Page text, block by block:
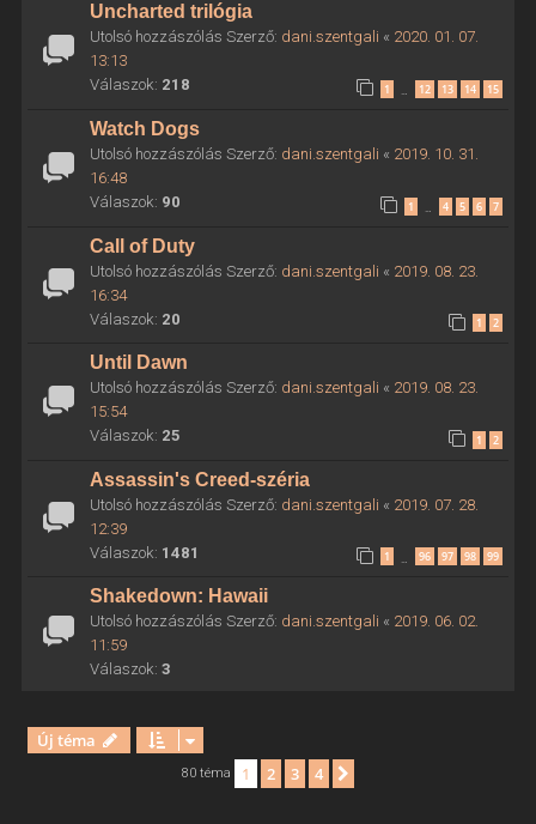
Uncharted trilógia
Utolsó hozzászólás Szerző: dani.szentgali « 2020. 01. 07.
13:13
Válaszok: 218 1 … 12 13 14 15
Watch Dogs
Utolsó hozzászólás Szerző: dani.szentgali « 2019. 10. 31.
16:48
Válaszok: 90 1 … 4 5 6 7
Call of Duty
Utolsó hozzászólás Szerző: dani.szentgali « 2019. 08. 23.
16:34
Válaszok: 20 1 2
Until Dawn
Utolsó hozzászólás Szerző: dani.szentgali « 2019. 08. 23.
15:54
Válaszok: 25 1 2
Assassin's Creed-széria
Utolsó hozzászólás Szerző: dani.szentgali « 2019. 07. 28.
12:39
Válaszok: 1481 1 96 97 98 99
Shakedown: Hawaii
Utolsó hozzászólás Szerző: dani.szentgali « 2019. 06. 02.
11:59
Válaszok: 3
Új téma
80 téma 1 2 3 4